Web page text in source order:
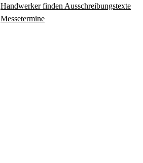
Handwerker finden Ausschreibungstexte
Messetermine